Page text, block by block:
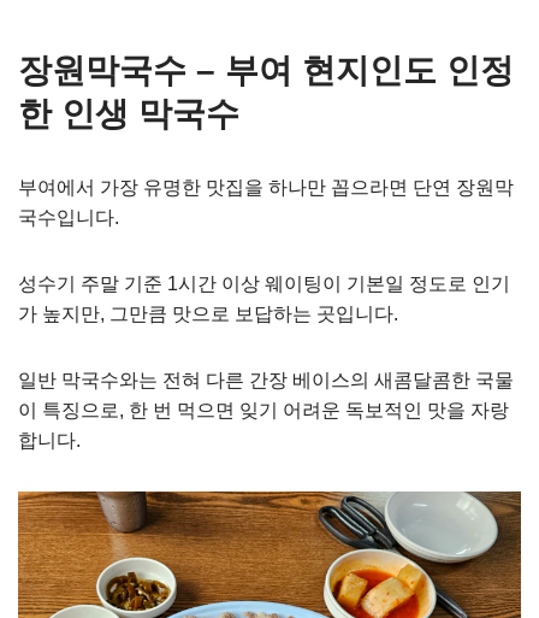
장원막국수 – 부여 현지인도 인정
한 인생 막국수
부여에서 가장 유명한 맛집을 하나만 꼽으라면 단연 장원막
국수입니다.
성수기 주말 기준 1시간 이상 웨이팅이 기본일 정도로 인기
가 높지만, 그만큼 맛으로 보답하는 곳입니다.
일반 막국수와는 전혀 다른 간장 베이스의 새콤달콤한 국물
이 특징으로, 한 번 먹으면 잊기 어려운 독보적인 맛을 자랑
합니다.